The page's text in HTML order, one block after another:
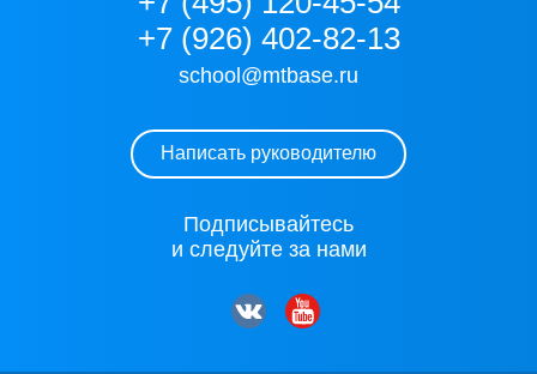
+7 (926) 402-82-13
school@mtbase.ru
Написать руководителю
Подписывайтесь
и следуйте за нами